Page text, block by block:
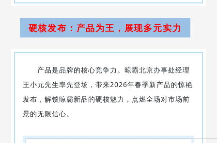
硬核发布：产品为王，展现多元实力
产品是品牌的核心竞争力。晾霸北京办事处经理
王小元先生率先登场，带来2026年春季新产品的惊艳
发布，解锁晾霸新品的硬核魅力，点燃全场对市场前
景的无限信心。